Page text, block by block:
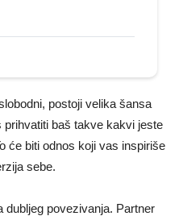
postoji velika šansa
baš takve kakvi jeste
će biti odnos koji vas inspiriše
sebe.
dubljeg povezivanja. Partner